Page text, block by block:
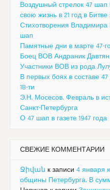
Воздушный стрелок 47
свою жизнь в 21 год в
Стихотворения Владимира
шап
Памятные дни в марте 47-
Боец ВОВ Андраник
Участники ВОВ из рода
В первых боях в составе
18-ти
Э.Н. Мосесов. Февраль в
Санкт-Петербурга
О 47 шап в газете 1947 года
СВЕЖИЕ КОММЕНТАРИИ
Ջիվան к записи 4 января
общины Петербурга. В